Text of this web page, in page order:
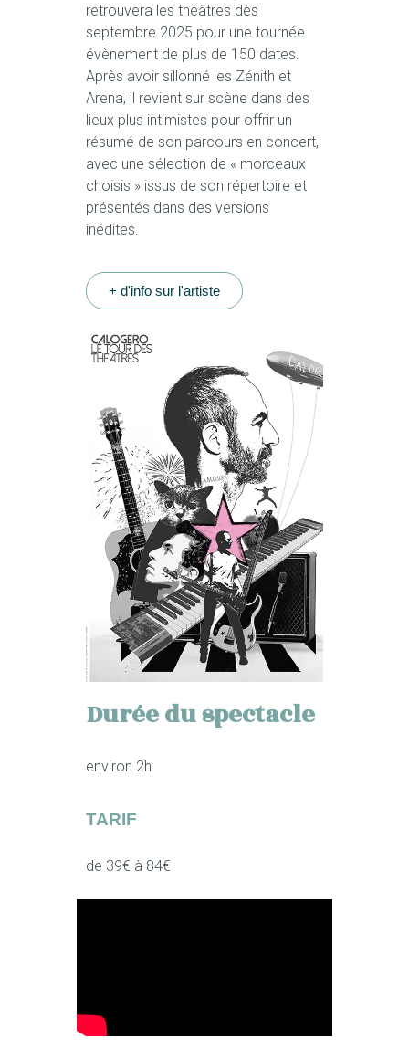
retrouvera les théâtres dès
septembre 2025 pour une tournée
évènement de plus de 150 dates.
Après avoir sillonné les Zénith et
Arena, il revient sur scène dans des
lieux plus intimistes pour offrir un
résumé de son parcours en concert,
avec une sélection de « morceaux
choisis » issus de son répertoire et
présentés dans des versions
inédites.
+ d'info sur l'artiste
Durée du spectacle
environ 2h
TARIF
de 39€ à 84€